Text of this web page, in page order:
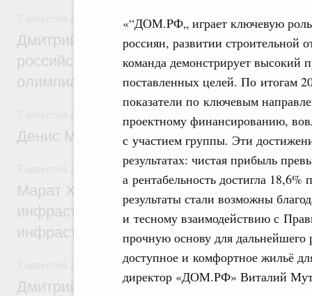
«“ДОМ.PФ„ играет ключевую
россиян, развитии
команда демонстрирует высокий
поставленных целей. По итогам
показатели по ключевым
проектному финансированию,
с участием группы. Эти
результатах: чистая прибыль
а рентабельность достигла
результаты стали возможны
и тесному взаимодействию с
прочную основу для
доступное и комфортное жильё
директор «ДОМ.РФ» Виталий
Отрасль информационных технологий
Дмитрий Чернышенко и Сергей Кравцов
российскую сборную с победой на
олимпиаде по искусственному
Общие вопросы промышленной политики
Денис Мантуров посетил Ярославскую
Бюджеты субъектов Федерации.
Марат Хуснуллин: 15 объектов
инфраструктуры построили и обновили
инфраструктурным кредитам
Развитие сельских территорий
Дмитрий Патрушев: Синхронизация